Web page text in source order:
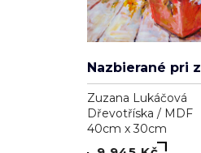
Zuzana Lukáčová
Dřevotříska / MDF
40cm x 30cm